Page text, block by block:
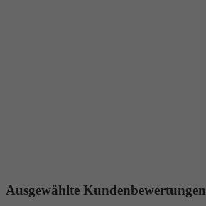
Ausgewählte Kundenbewertungen